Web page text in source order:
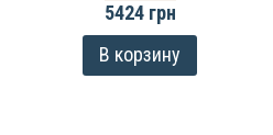
5424 грн
В корзину